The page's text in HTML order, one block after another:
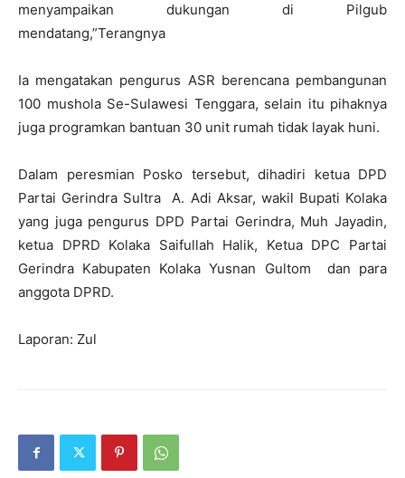
menyampaikan dukungan di Pilgub
mendatang,”Terangnya
Ia mengatakan pengurus ASR berencana pembangunan
100 mushola Se-Sulawesi Tenggara, selain itu pihaknya
juga programkan bantuan 30 unit rumah tidak layak huni.
Dalam peresmian Posko tersebut, dihadiri ketua DPD
Partai Gerindra Sultra A. Adi Aksar, wakil Bupati Kolaka
yang juga pengurus DPD Partai Gerindra, Muh Jayadin,
ketua DPRD Kolaka Saifullah Halik, Ketua DPC Partai
Gerindra Kabupaten Kolaka Yusnan Gultom dan para
anggota DPRD.
Laporan: Zul